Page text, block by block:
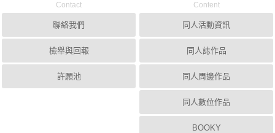
Contact
聯絡我們
檢舉與回報
許願池
Content
同人活動資訊
同人誌作品
同人周邊作品
同人數位作品
BOOKY